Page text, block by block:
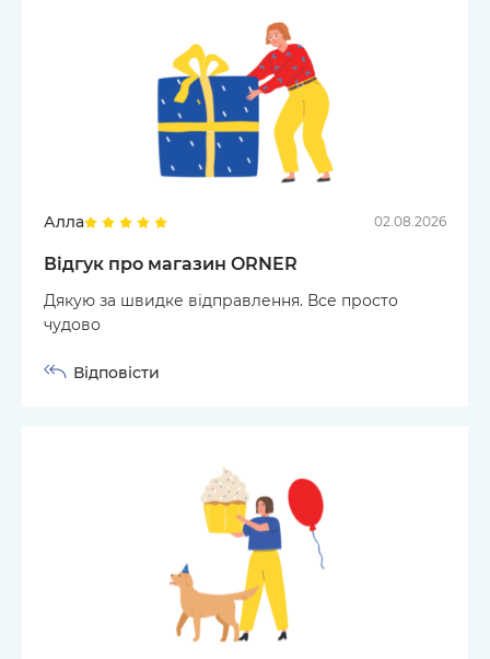
Алла 02.08.2026
Відгук про магазин ORNER
Дякую за швидке відправлення. Все просто
чудово
Відповісти